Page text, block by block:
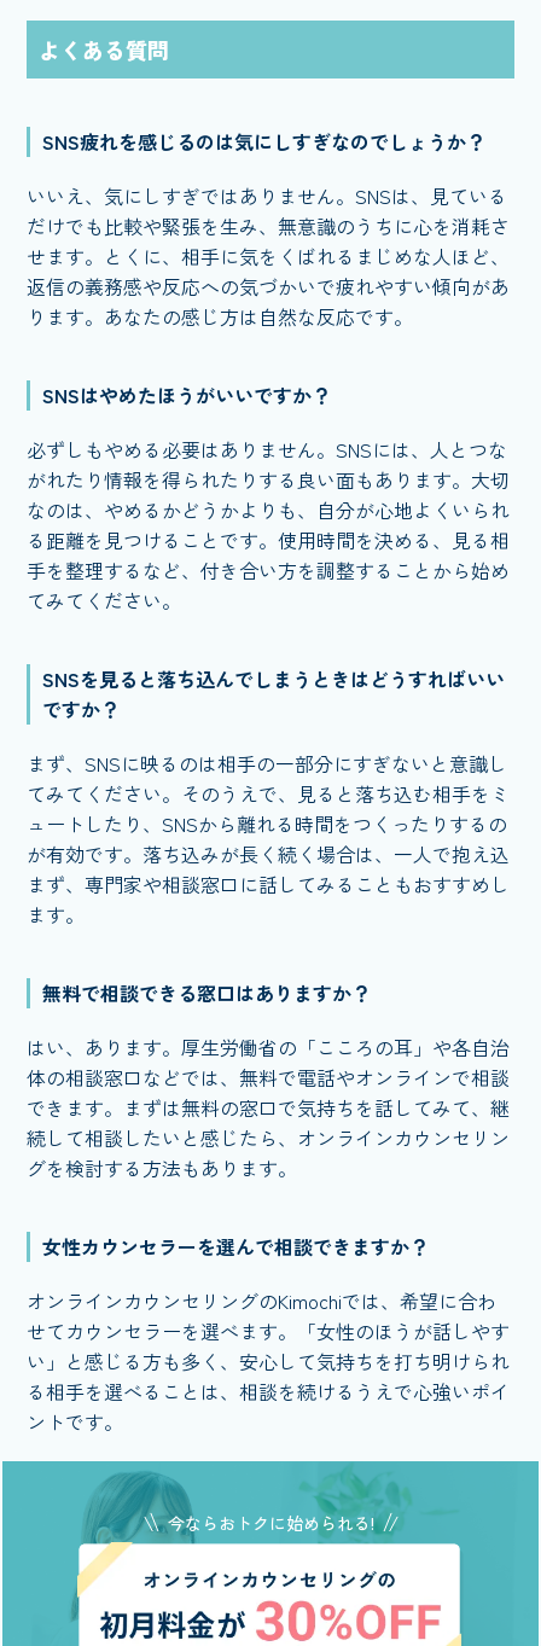
よくある質問
SNS疲れを感じるのは気にしすぎなのでしょうか？
いいえ、気にしすぎではありません。SNSは、見ている
だけでも比較や緊張を生み、無意識のうちに心を消耗さ
せます。とくに、相手に気をくばれるまじめな人ほど、
返信の義務感や反応への気づかいで疲れやすい傾向があ
ります。あなたの感じ方は自然な反応です。
SNSはやめたほうがいいですか？
必ずしもやめる必要はありません。SNSには、人とつな
がれたり情報を得られたりする良い面もあります。大切
なのは、やめるかどうかよりも、自分が心地よくいられ
る距離を見つけることです。使用時間を決める、見る相
手を整理するなど、付き合い方を調整することから始め
てみてください。
SNSを見ると落ち込んでしまうときはどうすればいい
ですか？
まず、SNSに映るのは相手の一部分にすぎないと意識し
てみてください。そのうえで、見ると落ち込む相手をミ
ュートしたり、SNSから離れる時間をつくったりするの
が有効です。落ち込みが長く続く場合は、一人で抱え込
まず、専門家や相談窓口に話してみることもおすすめし
ます。
無料で相談できる窓口はありますか？
はい、あります。厚生労働省の「こころの耳」や各自治
体の相談窓口などでは、無料で電話やオンラインで相談
できます。まずは無料の窓口で気持ちを話してみて、継
続して相談したいと感じたら、オンラインカウンセリン
グを検討する方法もあります。
女性カウンセラーを選んで相談できますか？
オンラインカウンセリングのKimochiでは、希望に合わ
せてカウンセラーを選べます。「女性のほうが話しやす
い」と感じる方も多く、安心して気持ちを打ち明けられ
る相手を選べることは、相談を続けるうえで心強いポイ
ントです。
今ならおトクに始められる!